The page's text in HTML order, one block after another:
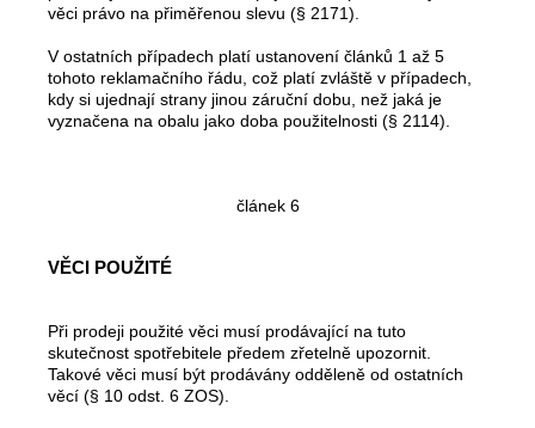
věci právo na přiměřenou slevu (§ 2171).
V ostatních případech platí ustanovení článků 1 až 5
tohoto reklamačního řádu, což platí zvláště v případech,
kdy si ujednají strany jinou záruční dobu, než jaká je
vyznačena na obalu jako doba použitelnosti (§ 2114).
článek 6
VĚCI POUŽITÉ
Při prodeji použité věci musí prodávající na tuto
skutečnost spotřebitele předem zřetelně upozornit.
Takové věci musí být prodávány odděleně od ostatních
věcí (§ 10 odst. 6 ZOS).